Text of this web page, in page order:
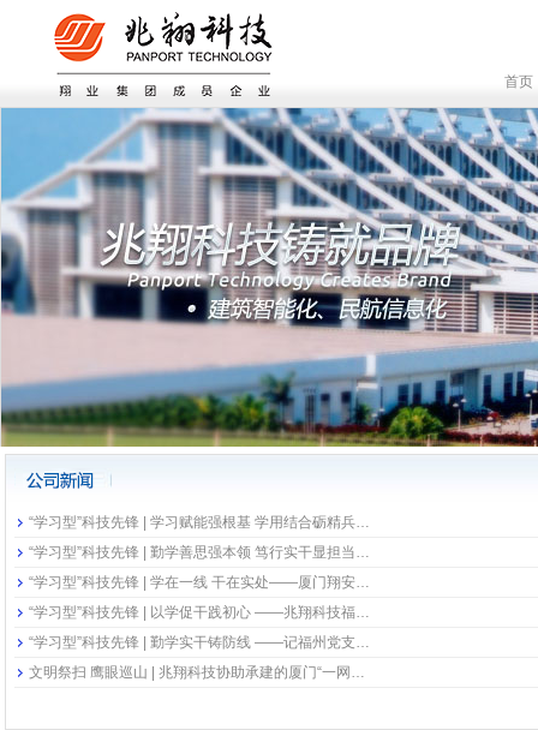
首页
“学习型”科技先锋 | 学习赋能强根基 学用结合砺精兵…
“学习型”科技先锋 | 勤学善思强本领 笃行实干显担当…
“学习型”科技先锋 | 学在一线 干在实处——厦门翔安…
“学习型”科技先锋 | 以学促干践初心 ——兆翔科技福…
“学习型”科技先锋 | 勤学实干铸防线 ——记福州党支…
文明祭扫 鹰眼巡山 | 兆翔科技协助承建的厦门“一网…